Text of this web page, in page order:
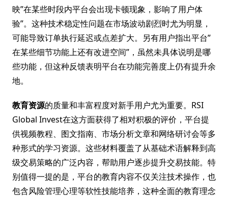
映”在某些时段内平台会出现卡顿现象，影响了用户体
验”。这种技术稳定性问题在市场波动剧烈时尤为明显，
可能导致订单执行延迟或点差扩大。另有用户指出平台”
在某些细节功能上还有改进空间”，虽然未具体说明是哪
些功能，但这种反馈表明平台在功能完善度上仍有提升余
地。
教育资源的质量和丰富程度对新手用户尤为重要。RSI
Global Invest在这方面获得了相对积极的评价，平台提
供视频教程、图文指南、市场分析文章和网络研讨会等多
种形式的学习资源。这些材料覆盖了从基础术语解释到高
级交易策略的广泛内容，帮助用户逐步提升交易技能。特
别值得一提的是，平台的教育内容不仅关注技术操作，也
包含风险管理心理等软性技能培养，这种全面的教育理念